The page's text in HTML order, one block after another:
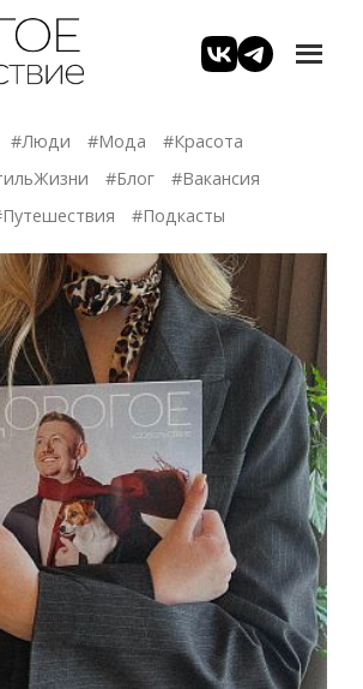
#Люди #Мода
#Красота
#Блог
#Вакансия
#Подкасты